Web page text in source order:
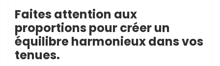
Faites attention aux
proportions pour créer un
équilibre harmonieux dans vos
tenues.